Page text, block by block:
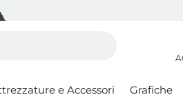
e Accessori Grafiche